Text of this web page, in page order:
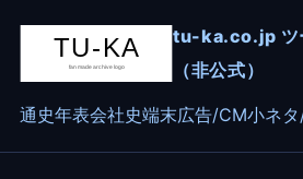
tu-ka.co.jp ツ
（非公式）
通史年表会社史端末広告/CM小ネ